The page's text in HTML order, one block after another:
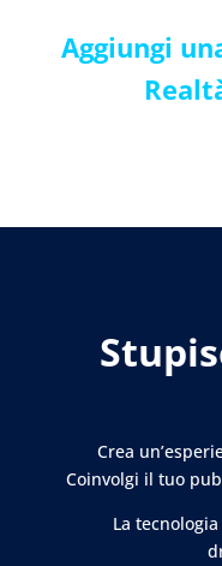
Aggiungi
Crea
Coinvolgi il tuo
La